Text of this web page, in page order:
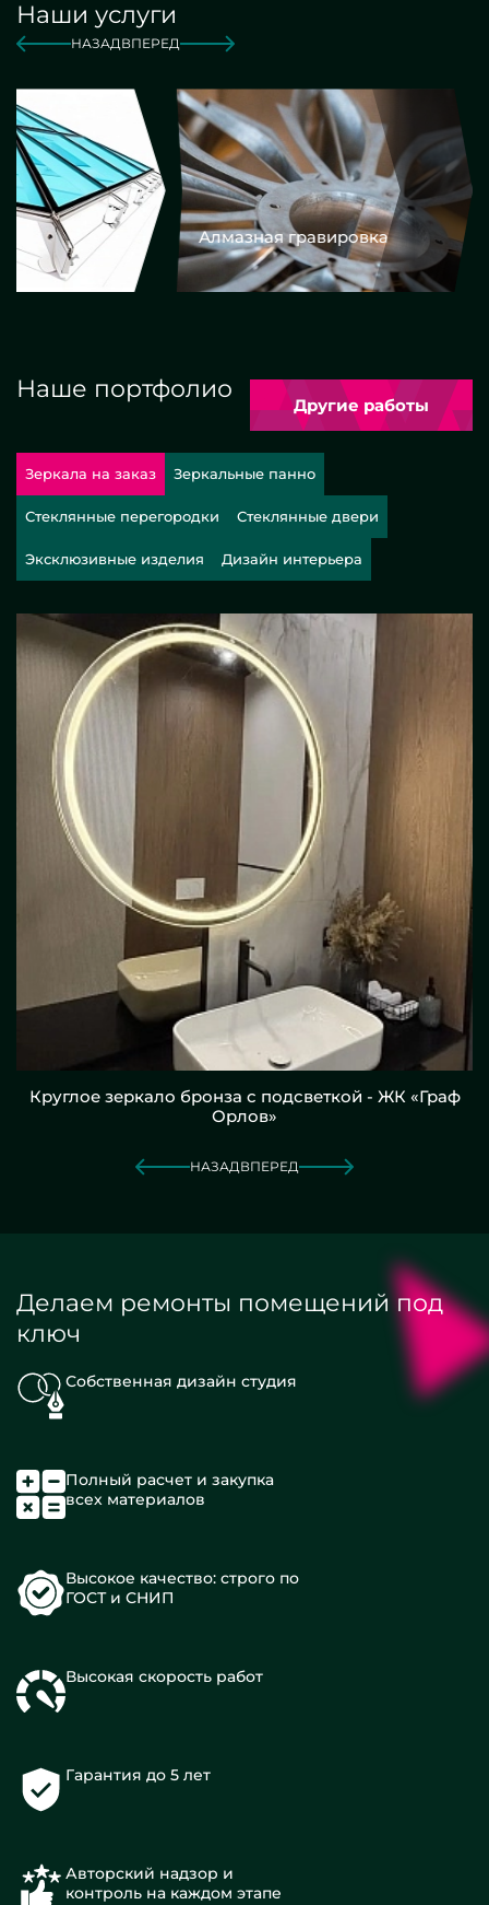
Наши услуги
НАЗАДВПЕРЕД
Алмазная гравировка
Наше портфолио
Другие работы
Зеркала на заказ Зеркальные панно
Стеклянные перегородки Стеклянные двери
Эксклюзивные изделия Дизайн интерьера
Круглое зеркало бронза с подсветкой - ЖК «Граф
Орлов»
НАЗАДВПЕРЕД
Делаем ремонты помещений под
ключ
Собственная дизайн студия
Полный расчет и закупка
всех материалов
Высокое качество: строго по
ГОСТ и СНИП
Высокая скорость работ
Гарантия до 5 лет
Авторский надзор и
контроль на каждом этапе